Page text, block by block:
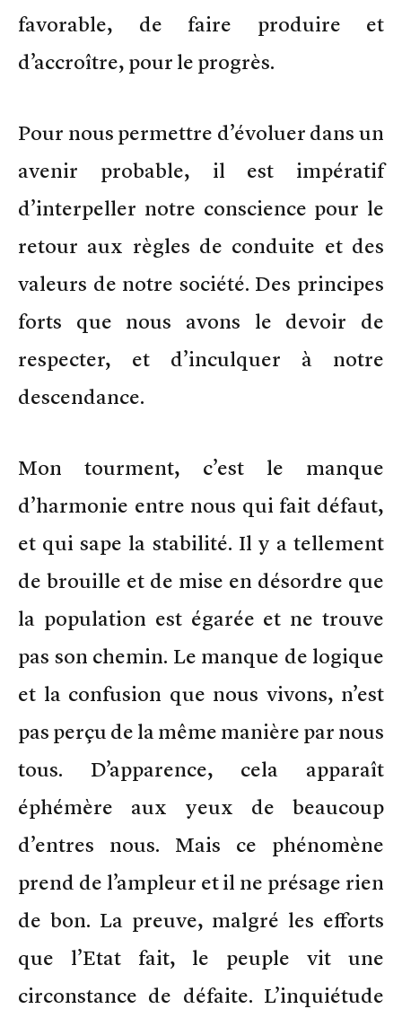
favorable, de faire produire et
d’accroître, pour le progrès.
Pour nous permettre d’évoluer dans un
avenir probable, il est impératif
d’interpeller notre conscience pour le
retour aux règles de conduite et des
valeurs de notre société. Des principes
forts que nous avons le devoir de
respecter, et d’inculquer à notre
descendance.
Mon tourment, c’est le manque
d’harmonie entre nous qui fait défaut,
et qui sape la stabilité. Il y a tellement
de brouille et de mise en désordre que
la population est égarée et ne trouve
pas son chemin. Le manque de logique
et la confusion que nous vivons, n’est
pas perçu de la même manière par nous
tous. D’apparence, cela apparaît
éphémère aux yeux de beaucoup
d’entres nous. Mais ce phénomène
prend de l’ampleur et il ne présage rien
de bon. La preuve, malgré les efforts
que l’Etat fait, le peuple vit une
circonstance de défaite. L’inquiétude